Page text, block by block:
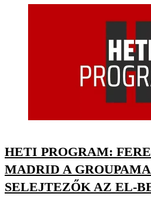
HETI PROGRAM:
MADRID A
SELEJTEZŐK AZ EL-